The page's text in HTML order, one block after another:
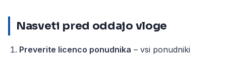
Nasveti pred oddajo vloge
Preverite licenco ponudnika – vsi ponudniki